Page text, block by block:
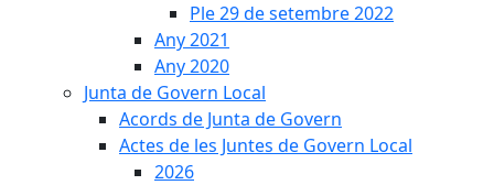
Ple 29 de setembre 2022
Any 2021
Any 2020
Junta de Govern Local
Acords de Junta de Govern
Actes de les Juntes de Govern Local
2026